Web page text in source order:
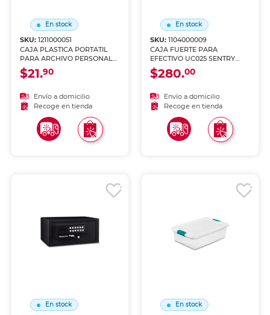
En stock
SKU:1211000051
CAJA PLASTICA PORTATIL
PARA ARCHIVO PERSONAL
C/T Y AGARRADERA
$21.90
Envío a domicilio
Recoge en tienda
En stock
SKU: 1104000009
CAJA FUERTE PARA
EFECTIVO UC025 SENTRY
SAFE
$280.00
Envío a domicilio
Recoge en tienda
En stock En stock